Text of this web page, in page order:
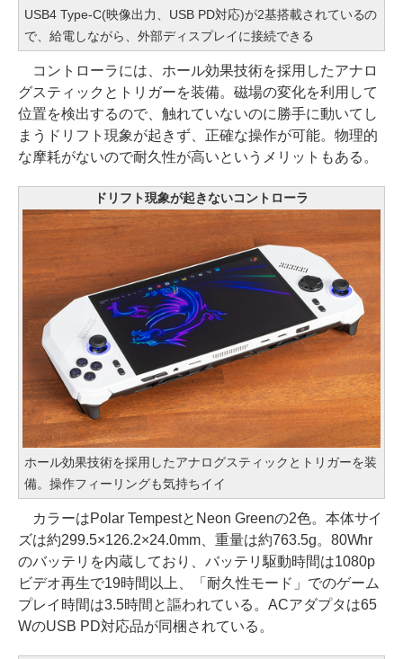
USB4 Type-C(映像出力、USB PD対応)が2基搭載されているの
で、給電しながら、外部ディスプレイに接続できる
コントローラには、ホール効果技術を採用したアナロ
グスティックとトリガーを装備。磁場の変化を利用して
位置を検出するので、触れていないのに勝手に動いてし
まうドリフト現象が起きず、正確な操作が可能。物理的
な摩耗がないので耐久性が高いというメリットもある。
ドリフト現象が起きないコントローラ
ホール効果技術を採用したアナログスティックとトリガーを装
備。操作フィーリングも気持ちイイ
カラーはPolar TempestとNeon Greenの2色。本体サイ
ズは約299.5×126.2×24.0mm、重量は約763.5g。80Whr
のバッテリを内蔵しており、バッテリ駆動時間は1080p
ビデオ再生で19時間以上、「耐久性モード」でのゲーム
プレイ時間は3.5時間と謳われている。ACアダプタは65
WのUSB PD対応品が同梱されている。